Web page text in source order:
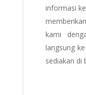
informasi
kami
langsung
sediakan di